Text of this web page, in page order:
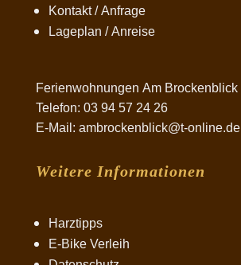
Kontakt / Anfrage
Lageplan / Anreise
Ferienwohnungen Am Brockenblick
Telefon: 03 94 57 24 26
E-Mail: ambrockenblick@t-online.de
Weitere Informationen
Harztipps
E-Bike Verleih